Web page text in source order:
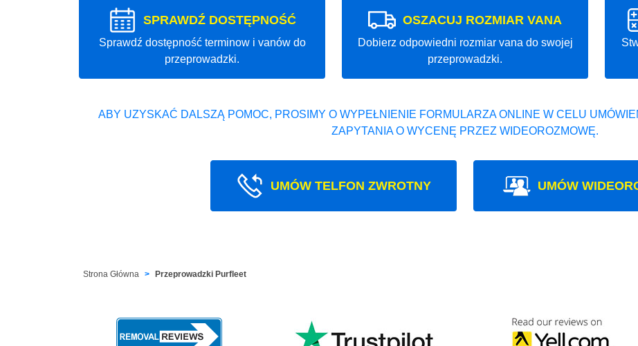
SPRAWDŹ DOSTĘPNOŚĆ
Sprawdź dostępność terminow i vanów do
przeprowadzki.
OSZACUJ ROZMIAR VANA
Dobierz odpowiedni rozmiar vana do swojej
przeprowadzki.
ABY UZYSKAĆ DALSZĄ POMOC, PROSIMY O WYPEŁNIENIE FORMULARZA ONLINE W CELU
ZAPYTANIA O WYCENĘ PRZEZ WIDEOROZMOWĘ.
UMÓW TELFON ZWROTNY UMÓW
Strona Główna Przeprowadzki Purfleet